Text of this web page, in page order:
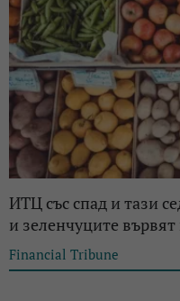
ИТЦ със спад и тази
и зеленчуците
Financial Tribune